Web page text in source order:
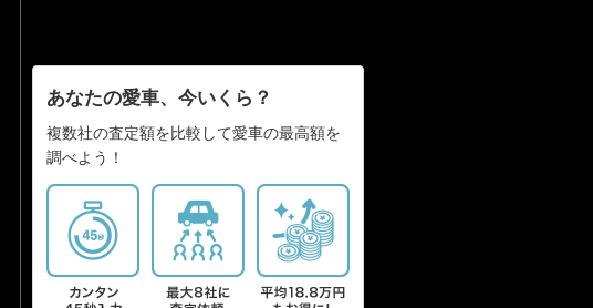
あなたの愛車、今いくら？
複数社の査定額を比較して愛車の最高額を
調べよう！